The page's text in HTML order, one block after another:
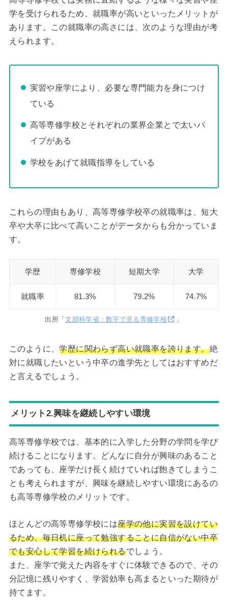
学を受けられるため、就職率が高いといったメリットが
あります。この就職率の高さには、次のような理由が考
えられます。
実習や座学により、必要な専門能力を身につけ
ている
高等専修学校とそれぞれの業界企業とで太いパ
イプがある
学校をあげて就職指導をしている
これらの理由もあり、高等専修学校卒の就職率は、短大
卒や大卒に比べて高いことがデータからも分かっていま
す。
学歴 専修学校 短期大学 大学
就職率 81.3% 79.2% 74.7%
出所「文部科学省：数字で見る専修学校 」
このように、学歴に関わらず高い就職率を誇ります。絶
対に就職したいという中卒の進学先としてはおすすめだ
と言えるでしょう。
メリット2.興味を継続しやすい環境
高等専修学校では、基本的に入学した分野の学問を学び
続けることになります。どんなに自分が興味のあること
であっても、座学だけ長く続けていれば飽きてしまうこ
とも考えられますが、興味を継続しやすい環境にあるの
も高等専修学校のメリットです。
ほとんどの高等専修学校には座学の他に実習を設けてい
るため、毎日机に座って勉強することに自信がない中卒
でも安心して学習を続けられるでしょう。
また、座学で覚えた内容をすぐに体験できるので、その
分記憶に残りやすく、学習効率も高まるといった期待が
持てます。